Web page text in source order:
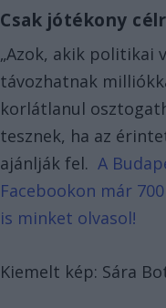
Csak jótékony
„Azok, akik politikai
távozhatnak
korlátlanul
tesznek, ha az
ajánlják fel.A
Facebookon már
is minket olvasol!
Kiemelt kép: Sára